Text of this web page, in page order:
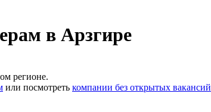
в Арзгире
регионе.
или посмотреть компании без открытых вакансий